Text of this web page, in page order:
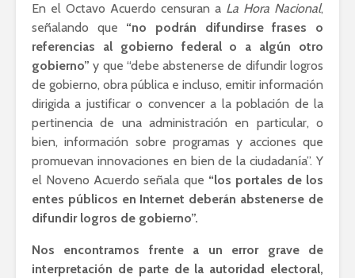
En el Octavo Acuerdo censuran a La Hora Nacional,
señalando que “no podrán difundirse frases o
referencias al gobierno federal o a algún otro
gobierno” y que “debe abstenerse de difundir logros
de gobierno, obra pública e incluso, emitir información
dirigida a justificar o convencer a la población de la
pertinencia de una administración en particular, o
bien, información sobre programas y acciones que
promuevan innovaciones en bien de la ciudadanía”. Y
el Noveno Acuerdo señala que “los portales de los
entes públicos en Internet deberán abstenerse de
difundir logros de gobierno”.
Nos encontramos frente a un error grave de
interpretación de parte de la autoridad electoral,